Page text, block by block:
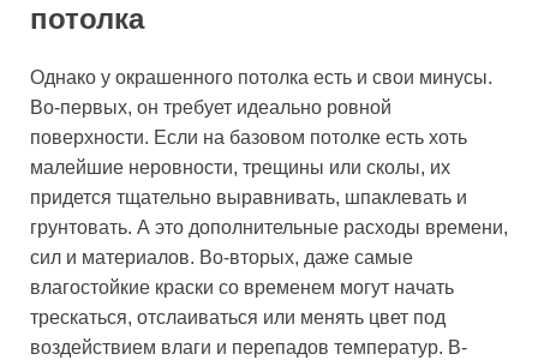
потолка
Однако у окрашенного потолка есть и свои минусы.
Во-первых, он требует идеально ровной
поверхности. Если на базовом потолке есть хоть
малейшие неровности, трещины или сколы, их
придется тщательно выравнивать, шпаклевать и
грунтовать. А это дополнительные расходы времени,
сил и материалов. Во-вторых, даже самые
влагостойкие краски со временем могут начать
трескаться, отслаиваться или менять цвет под
воздействием влаги и перепадов температур. В-